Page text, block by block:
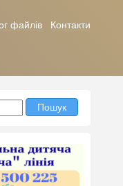
файлів Контакти